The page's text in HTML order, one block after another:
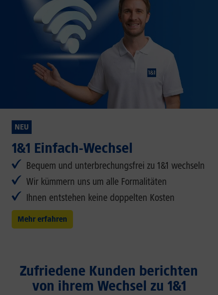
NEU
1&1 Einfach-Wechsel
Bequem und unterbrechungsfrei zu 1&1 wechseln
Wir kümmern uns um alle Formalitäten
Ihnen entstehen keine doppelten Kosten
Mehr erfahren
Zufriedene Kunden berichten
von ihrem Wechsel zu 1&1